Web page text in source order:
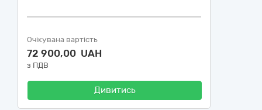
Очікувана вартість
72 900,00 UAH
з ПДВ
Дивитись